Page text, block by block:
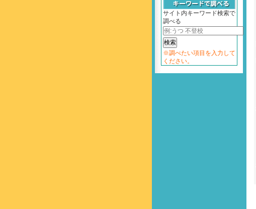
サイト内キーワード検索で
調べる
※調べたい項目を入力して
ください。